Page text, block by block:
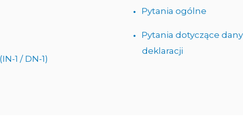
1 / DN-1)
Pytania ogólne
Pytania dotyczące
deklaracji